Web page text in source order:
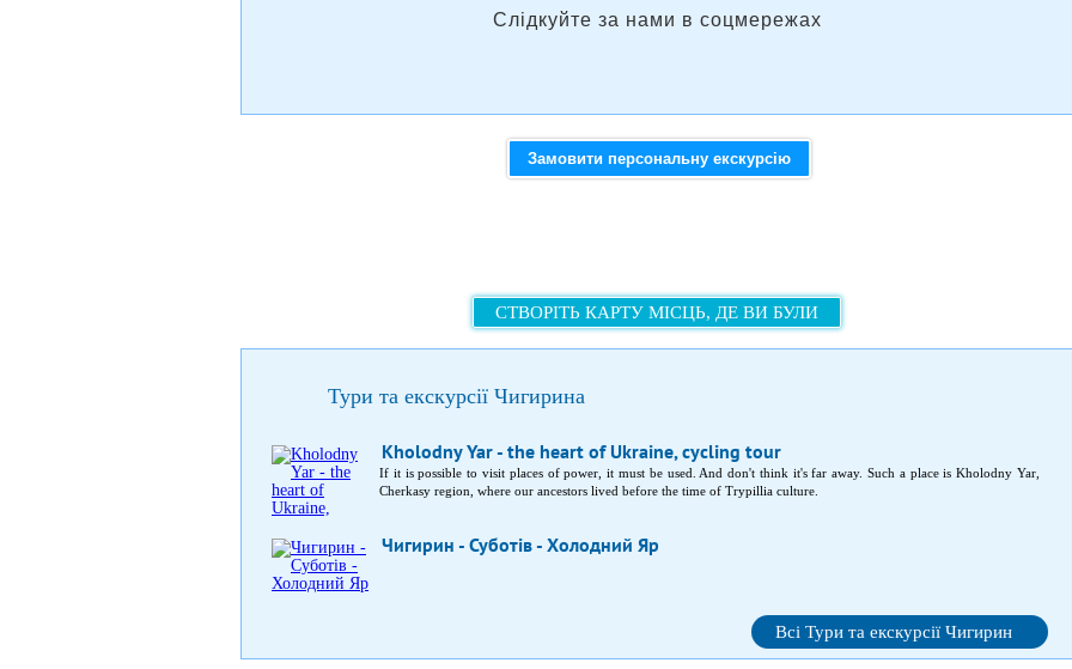
Слідкуйте за нами в соцмережах
Замовити персональну екскурсію
СТВОРІТЬ КАРТУ МІСЦЬ, ДЕ ВИ БУЛИ
Тури та екскурсії Чигирина
Kholodny Yar - the heart of Ukraine, cycling tour
If it is possible to visit places of power, it must be used. And don't think it's far away. Such a place is Kholodny Yar,
Cherkasy region, where our ancestors lived before the time of Trypillia culture.
Чигирин - Суботів - Холодний Яр
Всі Тури та екскурсії Чигирин